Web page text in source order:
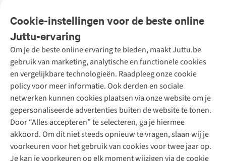
Cookie-instellingen voor de beste online
Juttu-ervaring
Om je de beste online ervaring te bieden, maakt Juttu.be
gebruik van marketing, analytische en functionele cookies
en vergelijkbare technologieën. Raadpleeg onze cookie
policy voor meer informatie. Ook derden en sociale
netwerken kunnen cookies plaatsen via onze website om je
gepersonaliseerde advertenties buiten de website te tonen.
Door “Alles accepteren” te selecteren, ga je hiermee
akkoord. Om dit niet steeds opnieuw te vragen, slaan wij je
voorkeuren voor het gebruik van cookies voor twee jaar op.
Je kan je voorkeuren op elk moment wijzigen via de cookie
Bestellen
Betalen
10% studentenkorting
Klarna - achteraf betalen
Levering
Retourneren
Bestelling herroepen
Garantie
Contact
Onze diensten
Tweedehands - ReJUsed
Kledingatelier
Personal shopping
Textielbox
Events / workshops
Juttu
Over ons
Juttu Friends
Inspiratie
Werken bij Juttu
Onze winkels
De wereld van Juttu
Verantwoord ondernemen
Merken
Nathalie Vleeschouwer
Selected dames
HKLiving
Dickies
Sessùn
Meld je aan voor de nieuwsbrief
Follow us